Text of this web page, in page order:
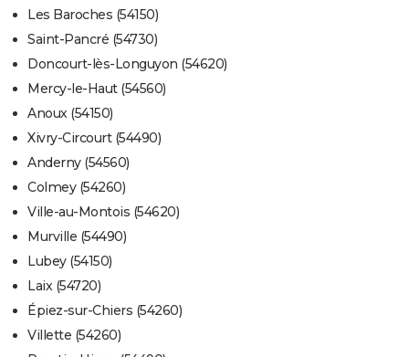
Les Baroches (54150)
Saint-Pancré (54730)
Doncourt-lès-Longuyon (54620)
Mercy-le-Haut (54560)
Anoux (54150)
Xivry-Circourt (54490)
Anderny (54560)
Colmey (54260)
Ville-au-Montois (54620)
Murville (54490)
Lubey (54150)
Laix (54720)
Épiez-sur-Chiers (54260)
Villette (54260)